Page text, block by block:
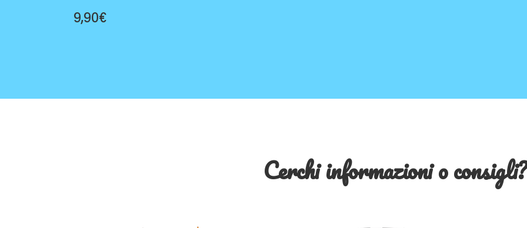
9,90€
Cerchi informazioni o consigli?